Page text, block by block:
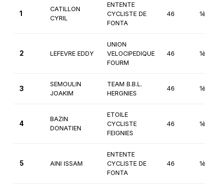
1
CATILLON
CYRIL
ENTENTE
CYCLISTE DE
FONTA
46 1ère
2 LEFEVRE EDDY
UNION
VELOCIPEDIQUE
FOURM
46 1ère
3
SEMOULIN
JOAKIM
TEAM B.B.L.
HERGNIES
46 1ère
4
BAZIN
DONATIEN
ETOILE
CYCLISTE
FEIGNIES
46 1ère
5 AINI ISSAM
ENTENTE
CYCLISTE DE
FONTA
46 1ère